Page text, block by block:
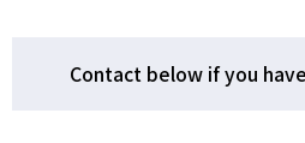
Contact below if you